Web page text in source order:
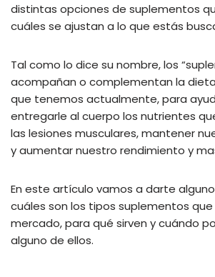
distintas opciones de suplementos
cuáles se ajustan a lo que estás
Tal como lo dice su nombre, los
acompañan o complementan la
que tenemos actualmente, para
entregarle al cuerpo los nutrientes
las lesiones musculares, mantener
y aumentar nuestro rendimiento y
En este artículo vamos a darte
cuáles son los tipos suplementos
mercado, para qué sirven y cuándo
alguno de ellos.